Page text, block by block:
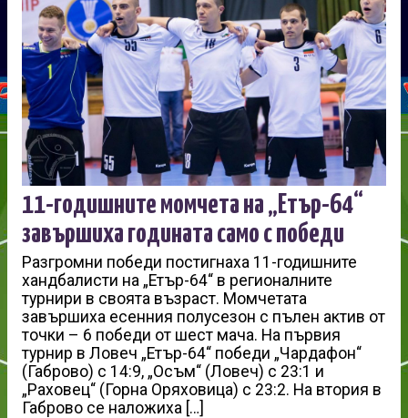
11-годишните момчета на „Етър-64“
завършиха годината само с победи
Разгромни победи постигнаха 11-годишните
хандбалисти на „Етър-64“ в регионалните
турнири в своята възраст. Момчетата
завършиха есенния полусезон с пълен актив от
точки – 6 победи от шест мача. На първия
турнир в Ловеч „Етър-64“ победи „Чардафон“
(Габрово) с 14:9, „Осъм“ (Ловеч) с 23:1 и
„Раховец“ (Горна Оряховица) с 23:2. На втория в
Габрово се наложиха […]